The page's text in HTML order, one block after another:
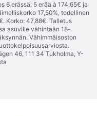
6 erässä: 5 erää à 174,65€ ja
17,50%, todellinen
Korko: 47,88€. Talletus
asuville vähintään 18-
Vähimmäisoston
46, 111 34 Tukholma, Y-